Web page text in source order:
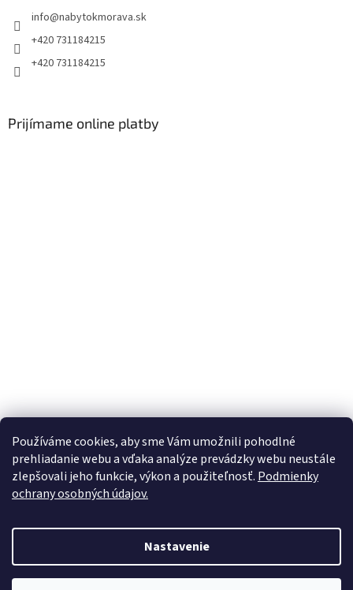
Používáme cookies, aby sme Vám umožnili pohodlné
prehliadanie webu a vďaka analýze prevádzky webu neustále
zlepšovali jeho funkcie, výkon a použiteľnosť. Podmienky
ochrany osobných údajov.
Nastavenie
info@nabytokmorava.sk
+420 731184215
+420 731184215
Prijímame online platby
Copyright 2026Nabytokmorava. Všetky práva vyhradené.Upraviť